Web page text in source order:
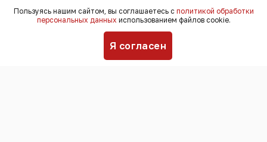
переданы ФСБ. Угрозы безопасности
полётов не возникло, никто не
сообщили
в пресс-службе
Пользуясь нашим сайтом, вы соглашаетесь с политикой обработки
персональных данных использованием файлов cookie.
Я согласен